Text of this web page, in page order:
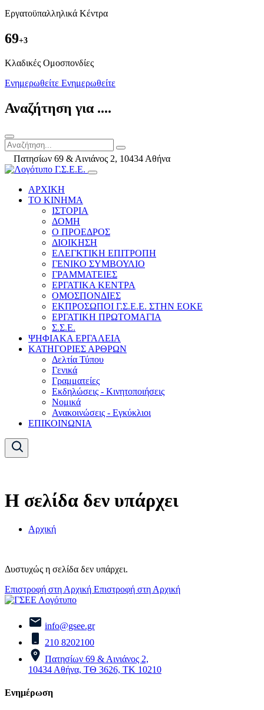
Εργατοϋπαλληλικά Κέντρα
69+3
Kλαδικές Ομοσπονδίες
Ενημερωθείτε Ενημερωθείτε
Αναζήτηση για ....
Πατησίων 69 & Αινιάνος 2, 10434 Αθήνα
ΑΡΧΙΚΗ
ΤΟ ΚΙΝΗΜΑ
ΙΣΤΟΡΙΑ
ΔΟΜΗ
Ο ΠΡΟΕΔΡΟΣ
ΔΙΟΙΚΗΣΗ
ΕΛΕΓΚΤΙΚΗ ΕΠΙΤΡΟΠΗ
ΓΕΝΙΚΟ ΣΥΜΒΟΥΛΙΟ
ΓΡΑΜΜΑΤΕΙΕΣ
ΕΡΓΑΤΙΚΑ ΚΕΝΤΡΑ
ΟΜΟΣΠΟΝΔΙΕΣ
ΕΚΠΡΟΣΩΠΟΙ Γ.Σ.Ε.Ε. ΣΤΗΝ ΕΟΚΕ
ΕΡΓΑΤΙΚΗ ΠΡΩΤΟΜΑΓΙΑ
Σ.Σ.Ε.
ΨΗΦΙΑΚΑ ΕΡΓΑΛΕΙΑ
ΚΑΤΗΓΟΡΙΕΣ ΑΡΘΡΩΝ
Δελτία Τύπου
Γενικά
Γραμματείες
Εκδηλώσεις - Κινητοποιήσεις
Νομικά
Ανακοινώσεις - Εγκύκλιοι
ΕΠΙΚΟΙΝΩΝΙΑ
Η σελίδα δεν υπάρχει
Αρχική
Δυστυχώς η σελίδα δεν υπάρχει.
Επιστροφή στη Αρχική Επιστροφή στη Αρχική
info@gsee.gr
210 8202100
Πατησίων 69 & Αινιάνος 2,
10434 Αθήνα, ΤΘ 3626, ΤΚ 10210
Ενημέρωση